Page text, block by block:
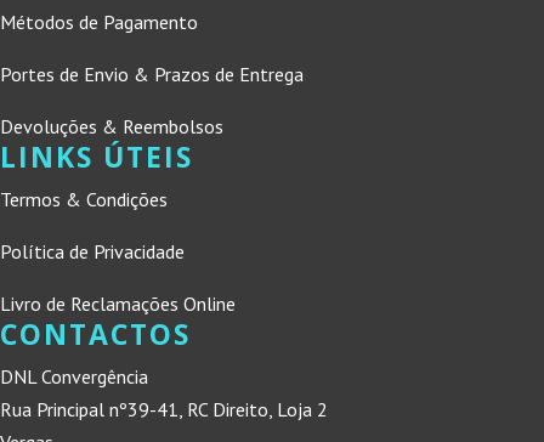
Métodos de Pagamento
Portes de Envio & Prazos de Entrega
Devoluções & Reembolsos
LINKS ÚTEIS
Termos & Condições
Política de Privacidade
Livro de Reclamações Online
CONTACTOS
DNL Convergência
Rua Principal nº39-41, RC Direito, Loja 2